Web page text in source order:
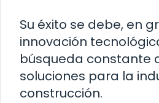
Su éxito se debe, en
innovación
búsqueda constante
soluciones para la
construcción.